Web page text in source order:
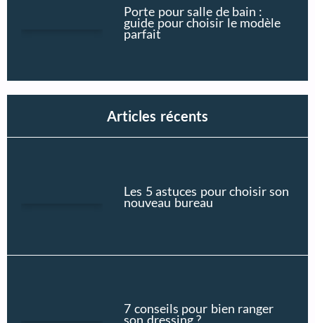
Porte pour salle de bain :
guide pour choisir le modèle
parfait
Articles récents
Les 5 astuces pour choisir son
nouveau bureau
7 conseils pour bien ranger
son dressing ?